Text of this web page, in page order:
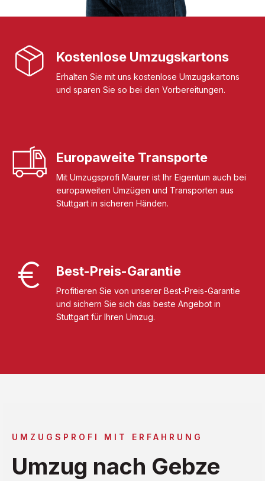
Kostenlose Umzugskartons
Erhalten Sie mit uns kostenlose Umzugskartons
und sparen Sie so bei den Vorbereitungen.
Europaweite Transporte
Mit Umzugsprofi Maurer ist Ihr Eigentum auch bei
europaweiten Umzügen und Transporten aus
Stuttgart in sicheren Händen.
Best-Preis-Garantie
Profitieren Sie von unserer Best-Preis-Garantie
und sichern Sie sich das beste Angebot in
Stuttgart für Ihren Umzug.
UMZUGSPROFI MIT ERFAHRUNG
Umzug nach Gebze